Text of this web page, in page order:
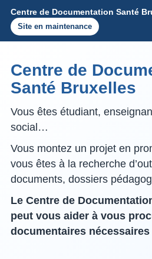
Centre de Documentation Santé
Site en maintenance
Centre de
Santé Bruxelles
Vous êtes étudiant,
social…
Vous montez un projet en
vous êtes à la recherche
documents, dossiers
Le Centre de
peut vous aider à vous
documentaires nécessaires